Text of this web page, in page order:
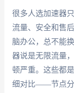
很多人选加速器
流量、安全和售
脑办公，总不能
器说是无限流量
顿严重。这些都
细对比——节点分